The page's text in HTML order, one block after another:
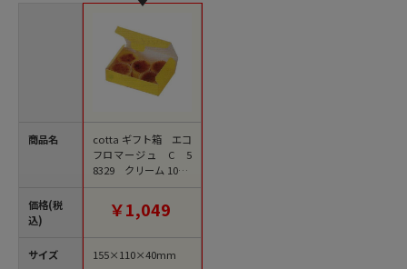
商品名
価格(税
込)
サイズ
cotta ギフト箱 エコ
フロマージュ C 5
8329 クリーム 10枚/
束（ご注文単位1束）
【直送品】
￥1,049
155×110×40mm